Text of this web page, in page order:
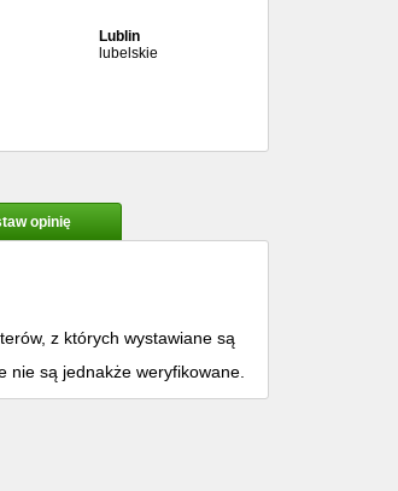
Lublin
lubelskie
opinię
z których wystawiane są
nie są jednakże weryfikowane.